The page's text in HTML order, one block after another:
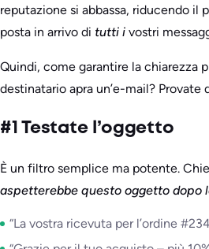
reputazione si abbassa, riducendo il
posta in arrivo di tutti i vostri
Quindi, come garantire la chiarezza
destinatario apra un’e-mail? Provate
#1 Testate l’oggetto
È un filtro semplice ma potente.
aspetterebbe questo oggetto dopo
“La vostra ricevuta per l’ordine